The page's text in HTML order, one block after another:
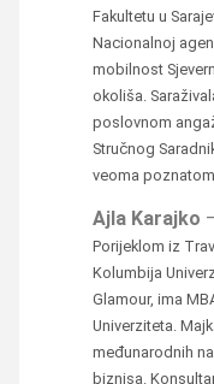
Fakultetu u
Nacionalnoj
mobilnost
okoliša.
poslovnom
Stručnog
veoma
Ajla Karajko
Porijeklom iz
Kolumbija
Glamour, ima
Univerziteta.
međunarodnih
biznisa.